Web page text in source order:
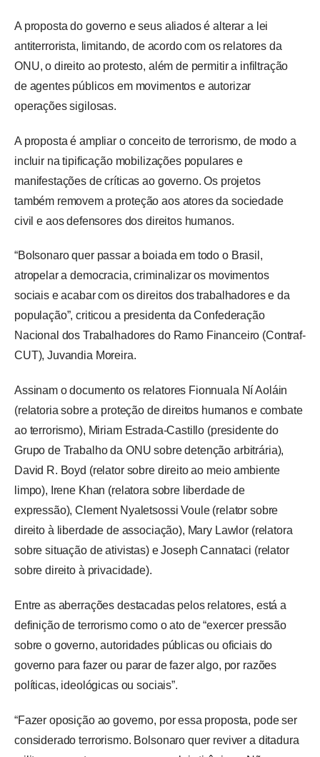
A proposta do governo e seus aliados é alterar a lei
antiterrorista, limitando, de acordo com os relatores da
ONU, o direito ao protesto, além de permitir a infiltração
de agentes públicos em movimentos e autorizar
operações sigilosas.
A proposta é ampliar o conceito de terrorismo, de modo a
incluir na tipificação mobilizações populares e
manifestações de críticas ao governo. Os projetos
também removem a proteção aos atores da sociedade
civil e aos defensores dos direitos humanos.
“Bolsonaro quer passar a boiada em todo o Brasil,
atropelar a democracia, criminalizar os movimentos
sociais e acabar com os direitos dos trabalhadores e da
população”, criticou a presidenta da Confederação
Nacional dos Trabalhadores do Ramo Financeiro (Contraf-
CUT), Juvandia Moreira.
Assinam o documento os relatores Fionnuala Ní Aoláin
(relatoria sobre a proteção de direitos humanos e combate
ao terrorismo), Miriam Estrada-Castillo (presidente do
Grupo de Trabalho da ONU sobre detenção arbitrária),
David R. Boyd (relator sobre direito ao meio ambiente
limpo), Irene Khan (relatora sobre liberdade de
expressão), Clement Nyaletsossi Voule (relator sobre
direito à liberdade de associação), Mary Lawlor (relatora
sobre situação de ativistas) e Joseph Cannataci (relator
sobre direito à privacidade).
Entre as aberrações destacadas pelos relatores, está a
definição de terrorismo como o ato de “exercer pressão
sobre o governo, autoridades públicas ou oficiais do
governo para fazer ou parar de fazer algo, por razões
políticas, ideológicas ou sociais”.
“Fazer oposição ao governo, por essa proposta, pode ser
considerado terrorismo. Bolsonaro quer reviver a ditadura